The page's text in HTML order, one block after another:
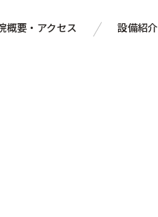
概要・アクセス 設備紹介